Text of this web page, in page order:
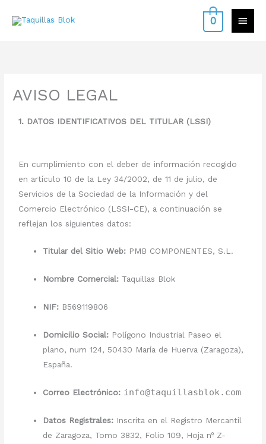
0
AVISO LEGAL
1. DATOS IDENTIFICATIVOS DEL TITULAR (LSSI)
En cumplimiento con el deber de información recogido
en artículo 10 de la Ley 34/2002, de 11 de julio, de
Servicios de la Sociedad de la Información y del
Comercio Electrónico (LSSI-CE), a continuación se
reflejan los siguientes datos:
Titular del Sitio Web: PMB COMPONENTES, S.L.
Nombre Comercial: Taquillas Blok
NIF: B569119806
Domicilio Social: Polígono Industrial Paseo el
plano, num 124, 50430 María de Huerva (Zaragoza),
España.
Correo Electrónico: info@taquillasblok.com
Datos Registrales: Inscrita en el Registro Mercantil
de Zaragoza, Tomo 3832, Folio 109, Hoja nº Z-